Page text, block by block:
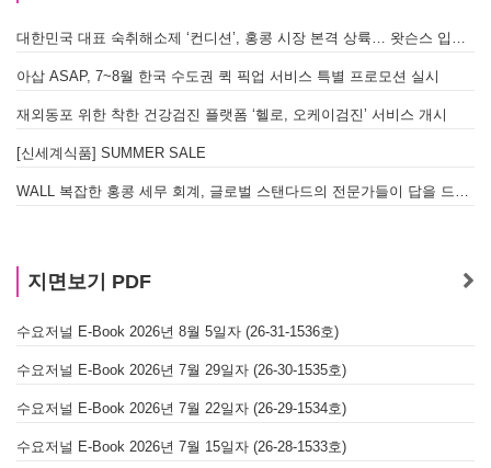
아삽 ASAP, 7~8월 한국 수도권 퀵 픽업 서비스 특별 프로모션 실시
재외동포 위한 착한 건강검진 플랫폼 ‘헬로, 오케이검진’ 서비스 개시
[신세계식품] SUMMER SALE
지면보기 PDF
수요저널 E-Book 2026년 8월 5일자 (26-31-1536호)
수요저널 E-Book 2026년 7월 29일자 (26-30-1535호)
수요저널 E-Book 2026년 7월 22일자 (26-29-1534호)
수요저널 E-Book 2026년 7월 15일자 (26-28-1533호)